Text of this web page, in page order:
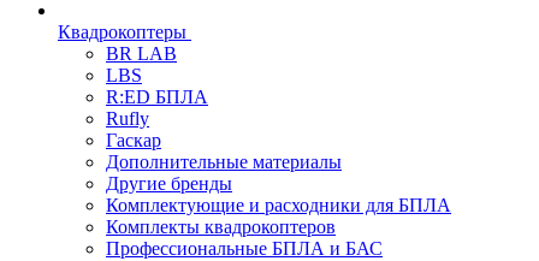
Квадрокоптеры
BR LAB
LBS
R:ED БПЛА
Rufly
Гаскар
Дополнительные материалы
Другие бренды
Комплектующие и расходники для БПЛА
Комплекты квадрокоптеров
Профессиональные БПЛА и БАС